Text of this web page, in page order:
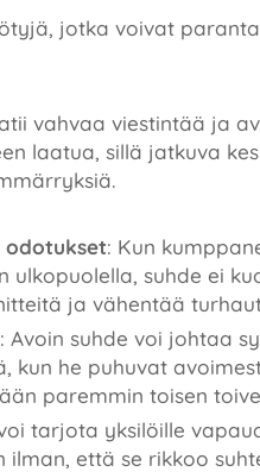
jotka voivat
vahvaa viestintää ja
laatua, sillä jatkuva
: Kun
suhde ei
ja vähentää
: Avoin suhde voi johtaa
kun he puhuvat
paremmin toisen
tarjota yksilöille
että se rikkoo